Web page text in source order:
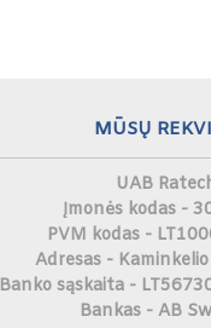
MŪSŲ
UAB
Įmonės kodas -
PVM kodas -
Adresas -
Banko sąskaita -
Bankas - AB